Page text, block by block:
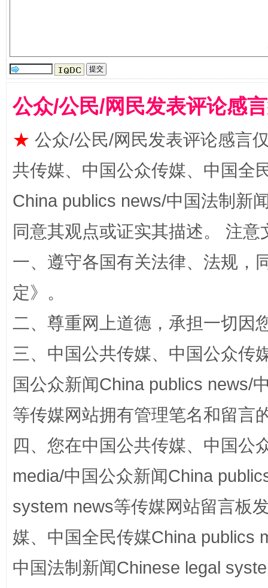
国家大学科技园优化重塑工作
扯下公款旅游的“隐身衣” 如何以
公众/公民/网民发表评论感
★ 公众/公民/网民发表评论感言
共传媒、中国公众传媒、中国全
China publics news/中国法制新
同意其观点或证实其描述。 注
一、遵守各国有关法律、法规，
定》。
二、尊重网上道德，承担一切因
三、中国公共传媒、中国公众传
国公众新闻China publics news/
等传媒网站拥有管理笔名和留言
四、您在中国公共传媒、中国公
media/中国公众新闻China
system news等传媒网站留言板
媒、中国全民传媒China publics
中国法制新闻Chinese legal